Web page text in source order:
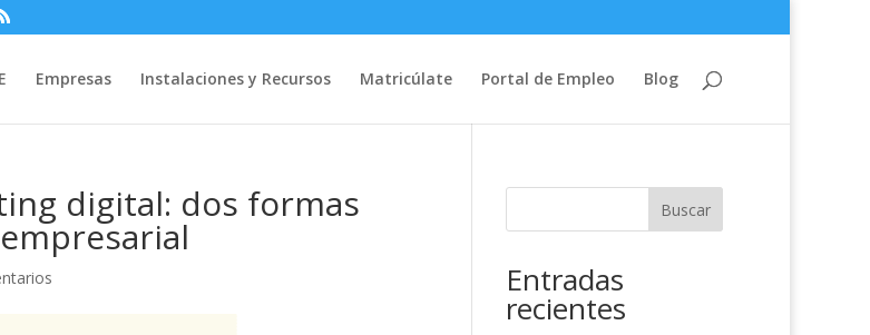
Empresas Instalaciones y Recursos Matricúlate Portal de Empleo Blog
digital: dos formas Buscar
Entradas
recientes